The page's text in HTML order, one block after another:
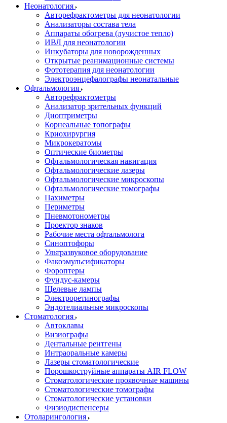
Неонатология
Авторефрактометры для неонатологии
Анализаторы состава тела
Аппараты обогрева (лучистое тепло)
ИВЛ для неонатологии
Инкубаторы для новорожденных
Открытые реанимационные системы
Фототерапия для неонатологии
Электроэнцефалографы неонатальные
Офтальмология
Авторефрактометры
Анализатор зрительных функций
Диоптриметры
Корнеальные топографы
Криохирургия
Микрокератомы
Оптические биометры
Офтальмологическая навигация
Офтальмологические лазеры
Офтальмологические микроскопы
Офтальмологические томографы
Пахиметры
Периметры
Пневмотонометры
Проектор знаков
Рабочие места офтальмолога
Синоптофоры
Ультразвуковое оборудование
Факоэмульсификаторы
Фороптеры
Фундус-камеры
Щелевые лампы
Электроретинографы
Эндотелиальные микроскопы
Стоматология
Автоклавы
Визиографы
Дентальные рентгены
Интраоральные камеры
Лазеры стоматологические
Порошкоструйные аппараты AIR FLOW
Стоматологические проявочные машины
Стоматологические томографы
Стоматологические установки
Физиодиспенсеры
Отоларингология